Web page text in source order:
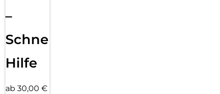
–
Schnelle
Hilfe
ab 30,00 €